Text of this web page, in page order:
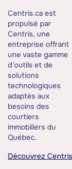
Centris.ca est
propulsé par
Centris, une
entreprise offrant
une vaste gamme
d’outils et de
solutions
technologiques
adaptés aux
besoins des
courtiers
immobiliers du
Québec.
Découvrez Centris